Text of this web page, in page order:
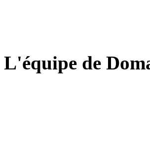
L'équipe de